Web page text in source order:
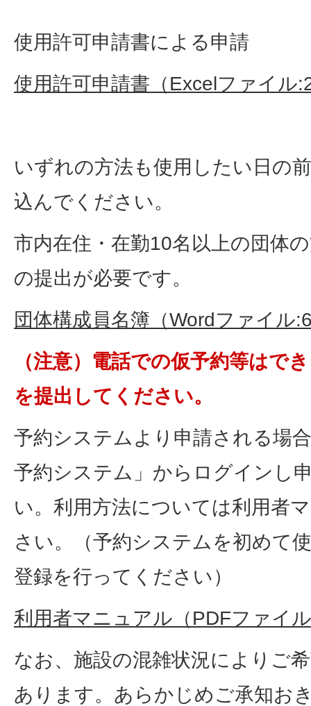
使用許可申請書による申請
使用許可申請書（Excelファイル
いずれの方法も使用したい日の
込んでください。
市内在住・在勤10名以上の団体
の提出が必要です。
団体構成員名簿（Wordファイル
（注意）電話での仮予約等はで
を提出してください。
予約システムより申請される場
予約システム」からログインし
い。利用方法については利用者
さい。（予約システムを初めて
登録を行ってください）
利用者マニュアル（PDFファイ
なお、施設の混雑状況によりご
あります。あらかじめご承知お